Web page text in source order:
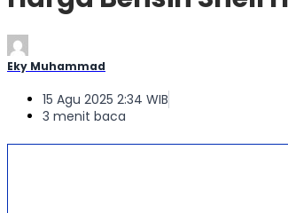
Eky Muhammad
15 Agu 2025 2:34 WIB
3 menit baca